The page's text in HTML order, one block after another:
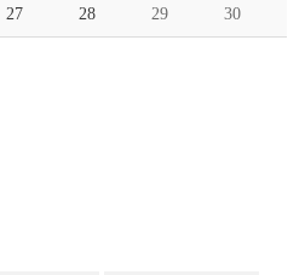
27 28 29 30